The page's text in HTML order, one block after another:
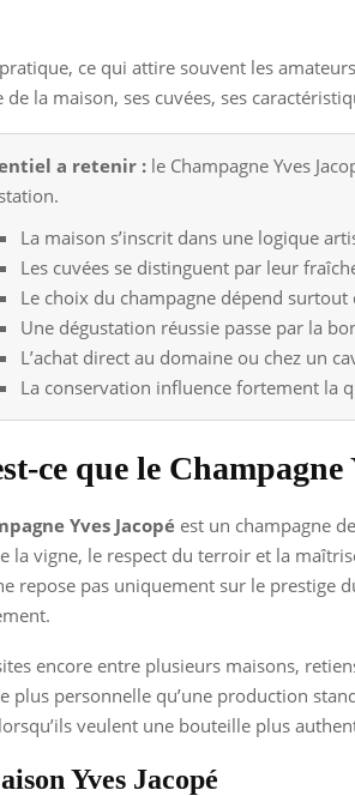
ce qui attire souvent les
de la maison, ses cuvées, ses
a retenir : le Champagne Yves
La maison s’inscrit dans une logique
Les cuvées se distinguent par leur
Le choix du champagne dépend surtout
Une dégustation réussie passe par la
L’achat direct au domaine ou chez un
La conservation influence fortement la
ce que le Champagne
Yves Jacopé est un champagne
la vigne, le respect du terroir et la
repose pas uniquement sur le prestige
encore entre plusieurs maisons,
plus personnelle qu’une production
veulent une bouteille plus
Yves Jacopé